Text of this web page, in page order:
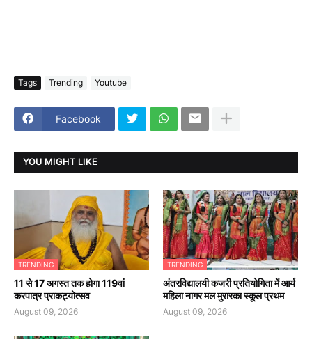
Tags Trending Youtube
Facebook
YOU MIGHT LIKE
TRENDING
11 से 17 अगस्त तक होगा 119वां
करपात्र प्राकट्योत्सव
August 09, 2026
TRENDING
अंतरविद्यालयी कजरी प्रतियोगिता में आर्य
महिला नागर मल मुरारका स्कूल प्रथम
August 09, 2026